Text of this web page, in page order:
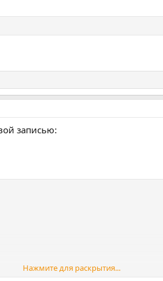
записью:
Нажмите для раскрытия...